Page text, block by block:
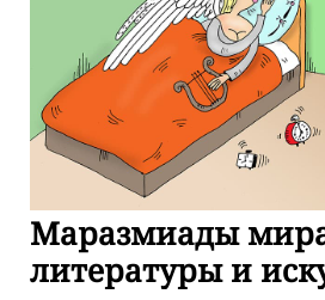
Маразмиады
литературы и